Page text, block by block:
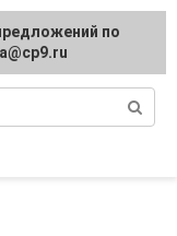
по